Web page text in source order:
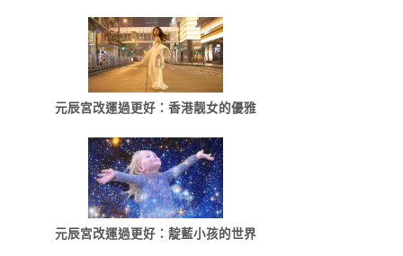
元辰宮改運過更好：香港靓女的優雅
元辰宮改運過更好：靛藍小孩的世界